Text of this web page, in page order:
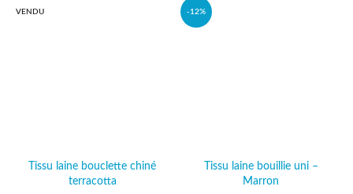
VENDU
Tissu laine bouclette chiné
terracotta
-12%
Tissu laine bouillie uni –
Marron